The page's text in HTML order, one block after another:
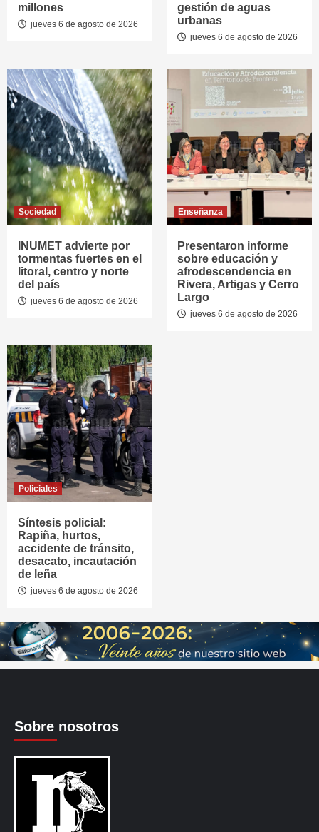
millones
jueves 6 de agosto de 2026
gestión de aguas
urbanas
jueves 6 de agosto de 2026
Sociedad
INUMET advierte por
tormentas fuertes en el
litoral, centro y norte
del país
jueves 6 de agosto de 2026
Enseñanza
Presentaron informe
sobre educación y
afrodescendencia en
Rivera, Artigas y Cerro
Largo
jueves 6 de agosto de 2026
Policiales
Síntesis policial:
Rapiña, hurtos,
accidente de tránsito,
desacato, incautación
de leña
jueves 6 de agosto de 2026
Sobre nosotros